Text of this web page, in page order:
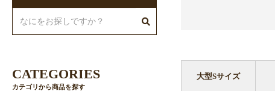
大型Sサイズ
CATEGORIES
カテゴリから商品を探す